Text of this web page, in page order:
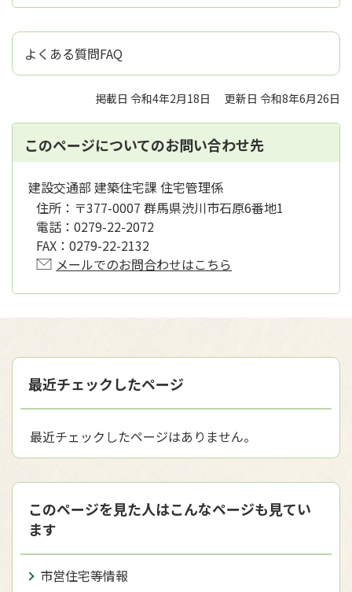
よくある質問FAQ
掲載日 令和4年2月18日 更新日 令和8年6月26日
このページについてのお問い合わせ先
建設交通部 建築住宅課 住宅管理係
住所： 〒377-0007 群馬県渋川市石原6番地1
電話： 0279-22-2072
FAX： 0279-22-2132
メールでのお問合わせはこちら
最近チェックしたページ
最近チェックしたページはありません。
このページを見た人はこんなページも見てい
ます
市営住宅等情報